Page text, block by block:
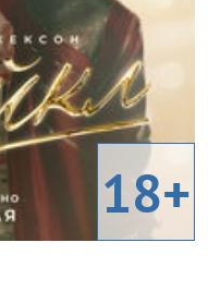
18+